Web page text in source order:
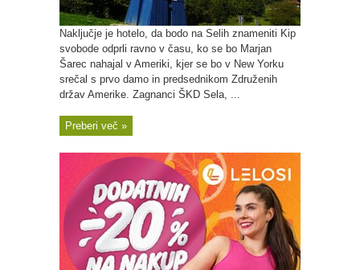
Naključje je hotelo, da bodo na Selih znameniti Kip
svobode odprli ravno v času, ko se bo Marjan
Šarec nahajal v Ameriki, kjer se bo v New Yorku
srečal s prvo damo in predsednikom Združenih
držav Amerike. Zagnanci ŠKD Sela, ...
Preberi več »